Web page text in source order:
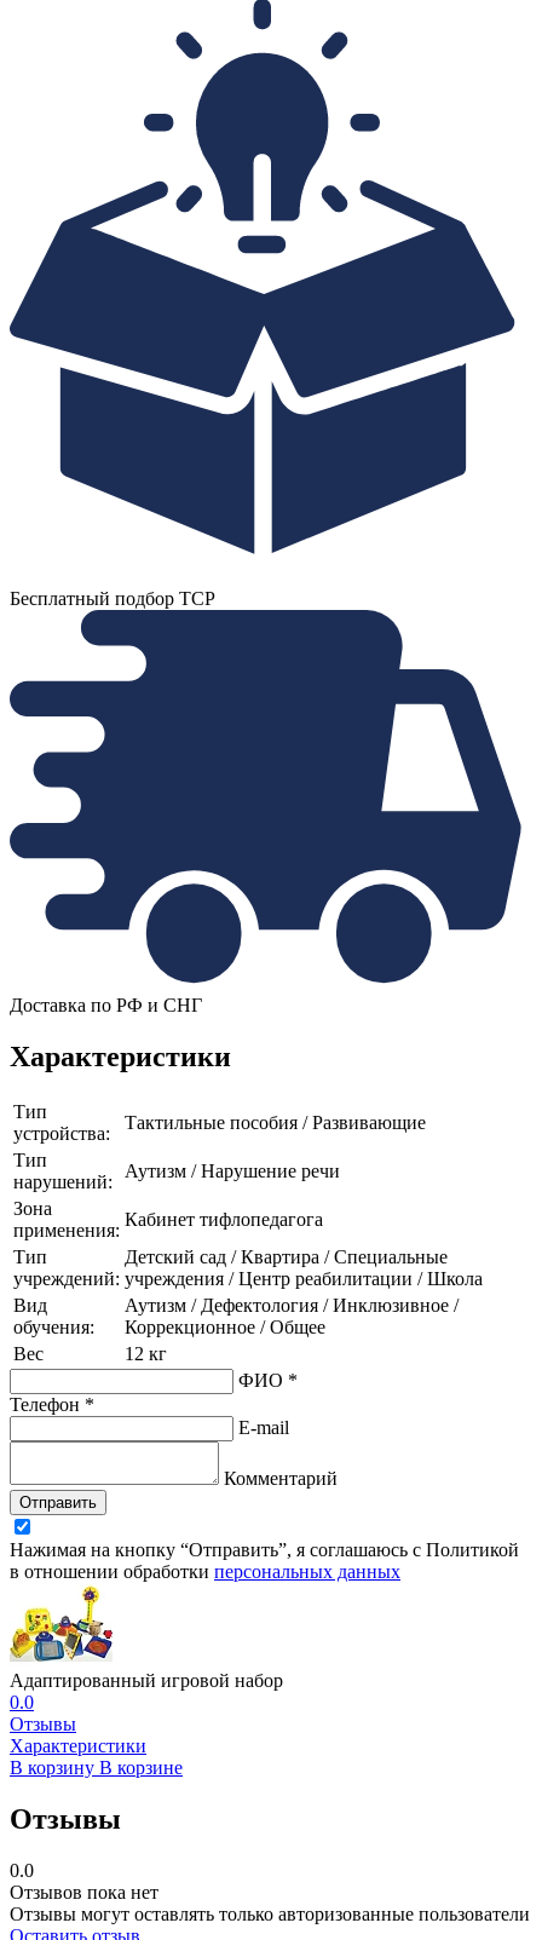
Бесплатный подбор ТСР
Доставка по РФ и СНГ
Характеристики
Тип
устройства:
Тактильные пособия / Развивающие
Тип
нарушений:
Аутизм / Нарушение речи
Зона
применения:
Кабинет тифлопедагога
Тип
учреждений:
Детский сад / Квартира / Специальные
учреждения / Центр реабилитации / Школа
Вид
обучения:
Аутизм / Дефектология / Инклюзивное /
Коррекционное / Общее
Вес
12 кг
ФИО *
Телефон *
E-mail
Комментарий
Отправить
Нажимая на кнопку “Отправить”, я соглашаюсь с Политикой
в отношении обработки персональных данных
Адаптированный игровой набор
0.0
Отзывы
Характеристики
В корзину В корзине
Отзывы
0.0
Отзывов пока нет
Отзывы могут оставлять только авторизованные пользователи
Оставить отзыв